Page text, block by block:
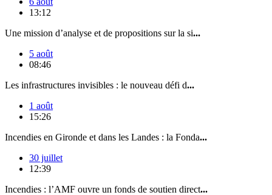
13:12
Une mission d’analyse et de propositions sur la si...
5 août
08:46
Les infrastructures invisibles : le nouveau défi d...
1 août
15:26
Incendies en Gironde et dans les Landes : la Fonda...
30 juillet
12:39
Incendies : l’AMF ouvre un fonds de soutien direct...